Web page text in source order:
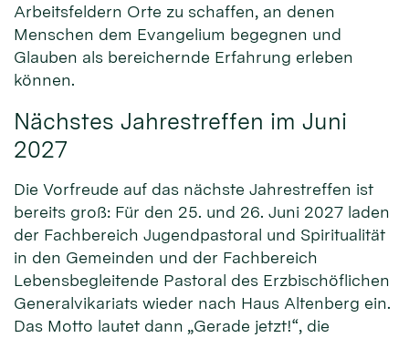
Arbeitsfeldern Orte zu schaffen, an denen
Menschen dem Evangelium begegnen und
Glauben als bereichernde Erfahrung erleben
können.
Nächstes Jahrestreffen im Juni
2027
Die Vorfreude auf das nächste Jahrestreffen ist
bereits groß: Für den 25. und 26. Juni 2027 laden
der Fachbereich Jugendpastoral und Spiritualität
in den Gemeinden und der Fachbereich
Lebensbegleitende Pastoral des Erzbischöflichen
Generalvikariats wieder nach Haus Altenberg ein.
Das Motto lautet dann „Gerade jetzt!“, die